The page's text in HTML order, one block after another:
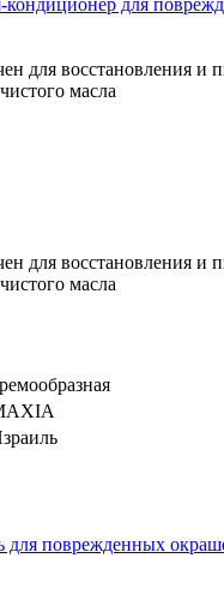
для восстановления
масла
для восстановления
масла